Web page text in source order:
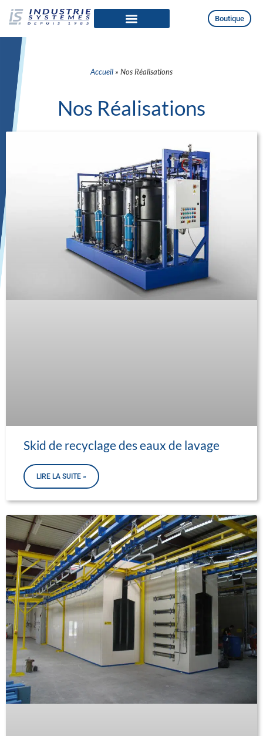
Boutique
Accueil » Nos Réalisations
Nos Réalisations
Skid de recyclage des eaux de lavage
LIRE LA SUITE »